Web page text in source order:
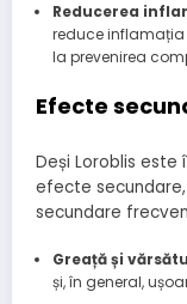
Reducerea
reduce
la prevenirea
Efecte
Deși Loroblis
efecte
secundare
Greață și
și, în general,